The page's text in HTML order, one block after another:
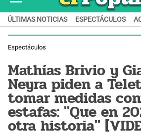
ÚLTIMAS NOTICIAS ESPECTÁCULOS
Espectáculos
Mathías Brivio y
Neyra piden a
tomar medidas
estafas: "Que en
otra historia"